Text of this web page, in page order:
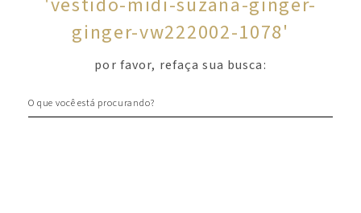
ginger-vw222002-1078'
por favor, refaça sua busca: